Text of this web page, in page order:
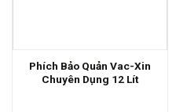
Phích Bảo Quản Vac-Xin
Chuyên Dụng 12 Lít